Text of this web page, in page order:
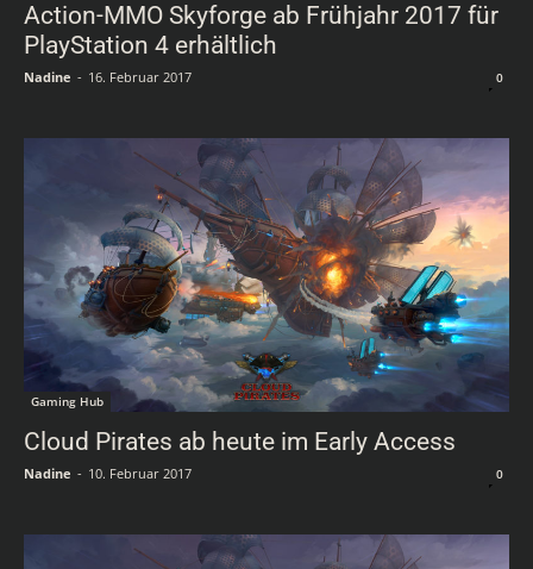
Action-MMO Skyforge ab Frühjahr 2017 für
PlayStation 4 erhältlich
Nadine - 16. Februar 2017 0
Gaming Hub
Cloud Pirates ab heute im Early Access
Nadine - 10. Februar 2017 0